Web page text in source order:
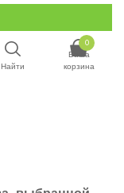
Найти
0
Ваша
корзина